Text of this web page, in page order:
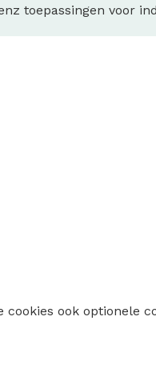
toepassingen voor
ook optionele